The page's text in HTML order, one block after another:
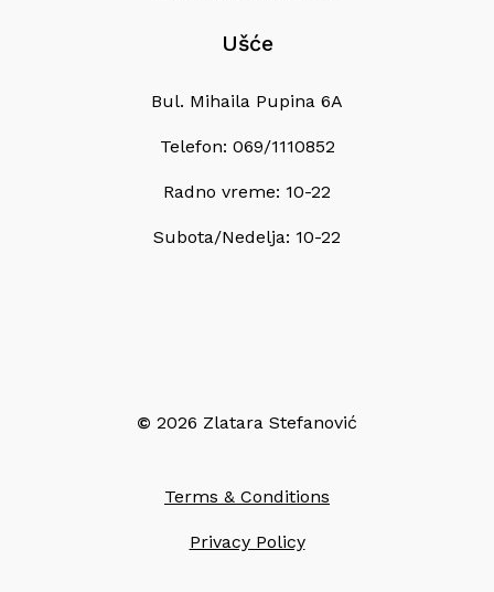
Ušće
Bul. Mihaila Pupina 6A
Telefon: 069/1110852
Radno vreme: 10-22
Subota/Nedelja: 10-22
© 2026 Zlatara Stefanović
Terms & Conditions
Privacy Policy